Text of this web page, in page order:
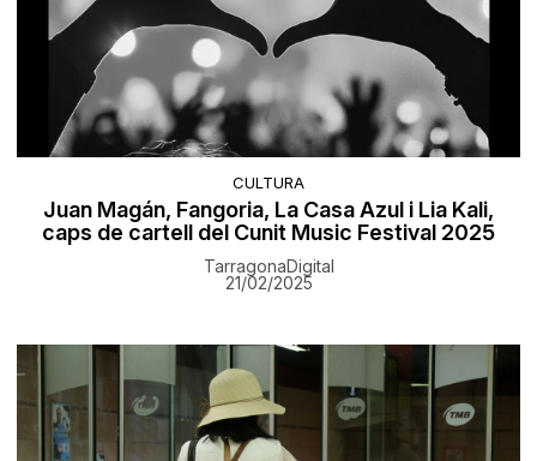
CULTURA
Juan Magán, Fangoria, La Casa Azul i Lia Kali,
caps de cartell del Cunit Music Festival 2025
TarragonaDigital
21/02/2025